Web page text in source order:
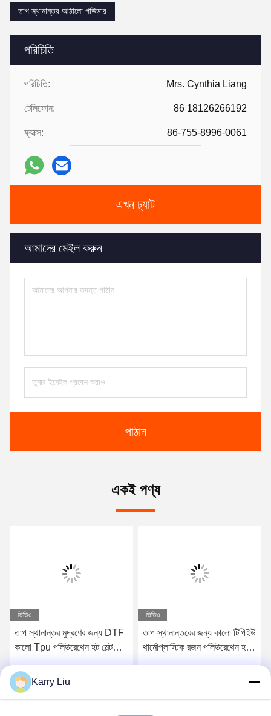
পরিচিতি
পরিচিতি: Mrs. Cynthia Liang
টেলিফোন: 86 18126266192
ফ্যাক্স: 86-755-8996-0061
এখন চ্যাট
আমাদের মেইল ​​করুন
পাঠান
তাপ স্থানান্তর আঠালো পাউডার
একই পণ্য
ভিডিও
তাপ স্থানান্তর মুদ্রণের জন্য DTF
কালো Tpu পলিউরেথেন হট মেল্ট
ভিডিও
তাপ স্থানান্তরের জন্য কালো টিপিইউ
থার্মোপ্লাস্টিক রজন পলিউরেথেন হট
Karry Liu